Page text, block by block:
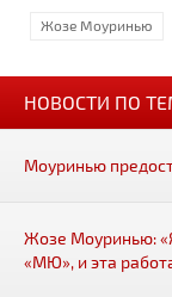
Жозе Моуринью
НОВОСТИ ПО
Моуринью
Жозе Моуринью:
«МЮ», и эта